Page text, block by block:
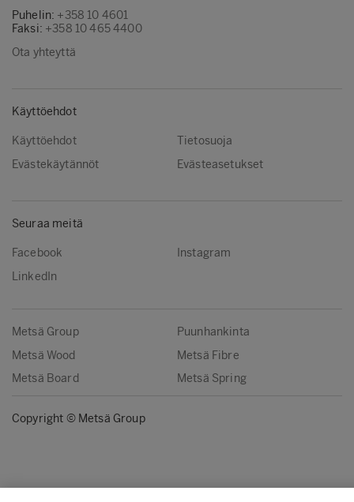
Puhelin: +358 10 4601
Faksi: +358 10 465 4400
Ota yhteyttä
Käyttöehdot
Käyttöehdot
Tietosuoja
Evästekäytännöt
Evästeasetukset
Seuraa meitä
Facebook
Instagram
LinkedIn
Metsä Group
Puunhankinta
Metsä Wood
Metsä Fibre
Metsä Board
Metsä Spring
Copyright © Metsä Group